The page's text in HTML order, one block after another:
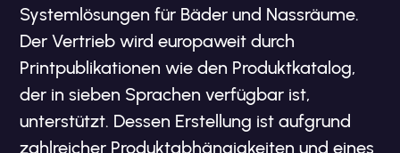
Systemlösungen für Bäder und Nassräume.
Der Vertrieb wird europaweit durch
Printpublikationen wie den Produktkatalog,
der in sieben Sprachen verfügbar ist,
unterstützt. Dessen Erstellung ist aufgrund
zahlreicher Produktabhängigkeiten und eines